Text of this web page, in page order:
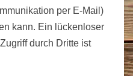
per E-Mail)
kann. Ein lückenloser
durch Dritte ist